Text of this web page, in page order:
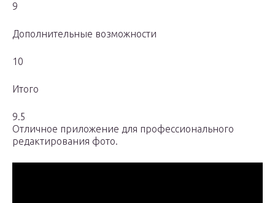
9
Дополнительные возможности
10
Итого
9.5
Отличное приложение для профессионального
редактирования фото.